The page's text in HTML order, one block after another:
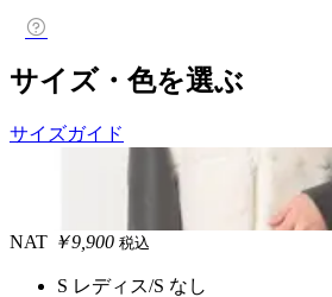
サイズ・色を選ぶ
サイズガイド
NAT ￥9,900 税込
S レディス/S なし